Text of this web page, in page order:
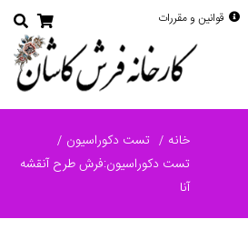
قوانین و مقررات
خانه
تست دکوراسیون
تست دکوراسیون:فرش طرح آنقشه
آنا